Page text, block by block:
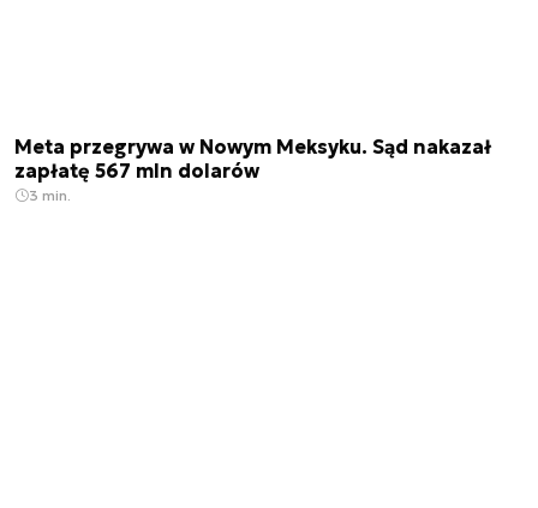
Meta przegrywa w Nowym Meksyku. Sąd nakazał
zapłatę 567 mln dolarów
3 min.